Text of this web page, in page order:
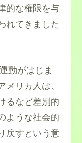
的な権限を与
れてきました
動がはじま
メリカ人は、
るなど差別的
ような社会的
戻すという意